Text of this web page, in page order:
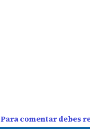
Para comentar debes